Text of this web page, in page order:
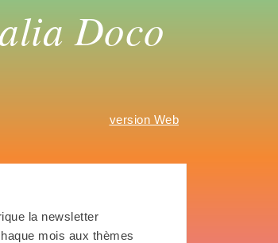
Doco
version Web
la newsletter
mois aux thèmes